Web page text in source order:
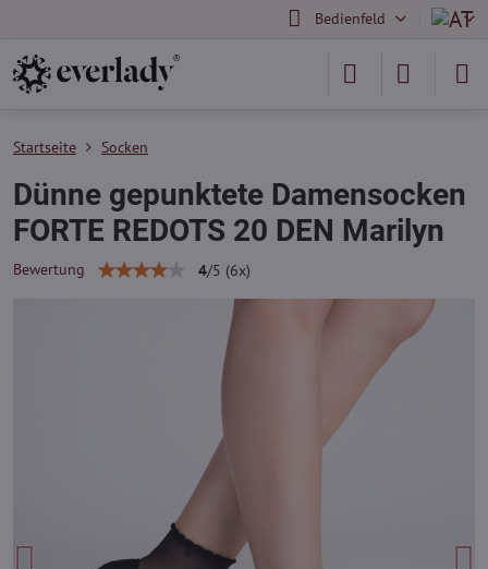
Bedienfeld
Startseite Socken
Dünne gepunktete Damensocken
FORTE REDOTS 20 DEN Marilyn
Bewertung 4/5 (6x)